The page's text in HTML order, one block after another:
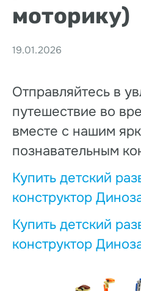
моторику)
19.01.2026
Отправляйтесь в
путешествие во
вместе с нашим
познавательным
Купить детский
конструктор
Купить детский
конструктор